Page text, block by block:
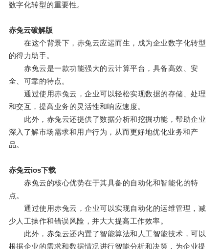
数字化转型的重要性。
赤兔云破解版
在这个背景下，赤兔云应运而生，成为企业数字化转型
的得力助手。
赤兔云是一款功能强大的云计算平台，具备高效、安
全、可靠的特点。
通过使用赤兔云，企业可以轻松实现数据的存储、处理
和交互，提高业务的灵活性和响应速度。
此外，赤兔云还提供了数据分析和挖掘功能，帮助企业
深入了解市场需求和用户行为，从而更好地优化业务和产
品。
赤兔云ios下载
赤兔云的核心优势在于其具备的自动化和智能化的特
点。
通过使用赤兔云，企业可以实现自动化的运维管理，减
少人工操作和错误风险，并大大提高工作效率。
此外，赤兔云还内置了智能算法和人工智能技术，可以
根据企业的需求和数据情况进行智能分析和决策，为企业提